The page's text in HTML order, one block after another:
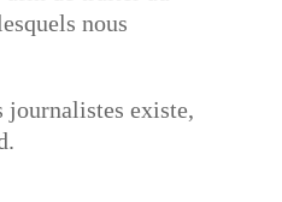
nous
journalistes existe,